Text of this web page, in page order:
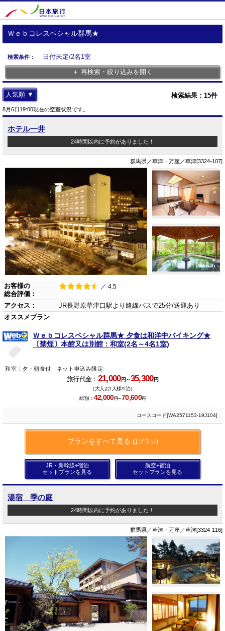
Ｗｅｂコレスペシャル群馬★
検索条件：
日付未定/2名1室
＋ 再検索・絞り込みを開く
検索結果： 15件
人気順 ▼
8月6日19:00現在の空室状況です。
ホテル一井
24時間以内に予約がありました！
群馬県／草津・万座／草津[3324-107]
お客様の
総合評価：
／ 4.5
アクセス：
JR長野原草津口駅より路線バスで25分/送迎あり
オススメプラン
Ｗｅｂコレスペシャル群馬★ 夕食は和洋中バイキング★
〔禁煙〕本館又は別館：和室(2名～4名1室)
和室 夕・朝食付 ネット申込み限定
旅行代金： 21,000円～35,300円
（大人お1人様/1泊）
総額： 42,000円～70,600円
コースコード[WA2571153-19J104]
プランをすべて見る (1プラン)
JR・新幹線+宿泊
セットプランを見る
航空+宿泊
セットプランを見る
湯宿 季の庭
24時間以内に予約がありました！
群馬県／草津・万座／草津[3324-116]